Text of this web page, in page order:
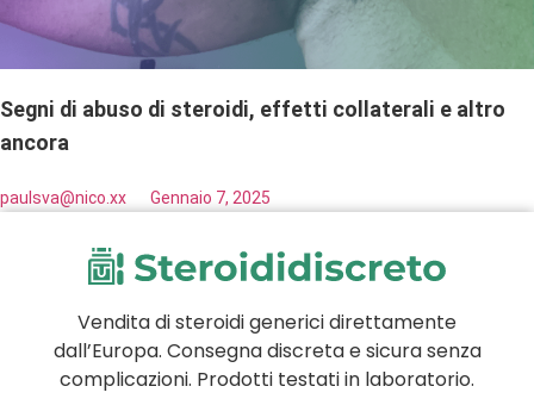
Segni di abuso di steroidi, effetti collaterali e altro
ancora
paulsva@nico.xx Gennaio 7, 2025
Vendita di steroidi generici direttamente
dall’Europa. Consegna discreta e sicura senza
complicazioni. Prodotti testati in laboratorio.